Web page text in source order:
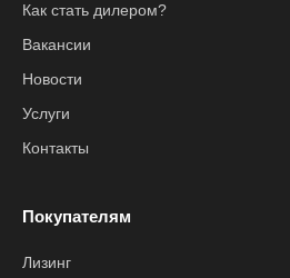
Как стать дилером?
Вакансии
Новости
Услуги
Контакты
Покупателям
Лизинг